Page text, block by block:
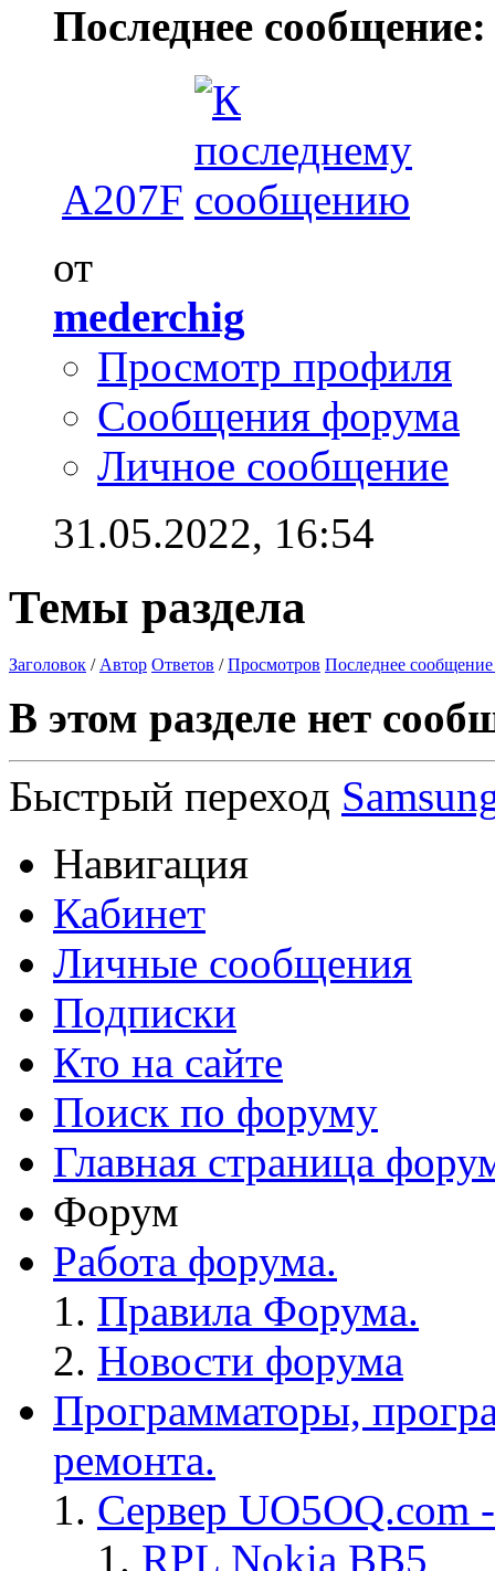
Последнее сообщение:
A207F
от
mederchig
Просмотр профиля
Сообщения форума
Личное сообщение
31.05.2022, 16:54
Темы раздела
Заголовок /Автор Ответов /Просмотров Последнее сообщение
В этом разделе нет
Быстрый переход
Навигация
Кабинет
Личные сообщения
Подписки
Кто на сайте
Поиск по форуму
Главная страница
Форум
Работа форума.
Правила Форума.
Новости форума
Программаторы,
ремонта.
Сервер
RPL Nokia BB5